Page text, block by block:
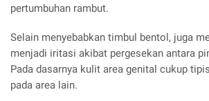
pertumbuhan rambut.
Selain menyebabkan timbul bentol, juga
menjadi iritasi akibat pergesekan antara
Pada dasarnya kulit area genital cukup
pada area lain.